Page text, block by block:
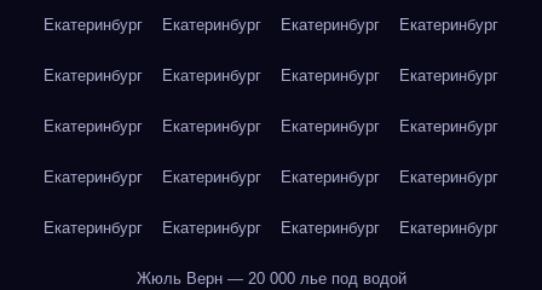
Екатеринбург Екатеринбург Екатеринбург Екатеринбург
Екатеринбург Екатеринбург Екатеринбург Екатеринбург
Екатеринбург Екатеринбург Екатеринбург Екатеринбург
Екатеринбург Екатеринбург Екатеринбург Екатеринбург
Екатеринбург Екатеринбург Екатеринбург Екатеринбург
Жюль Верн — 20 000 лье под водой